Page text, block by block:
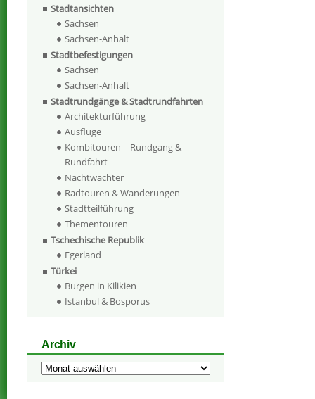
Stadtansichten
Sachsen
Sachsen-Anhalt
Stadtbefestigungen
Sachsen
Sachsen-Anhalt
Stadtrundgänge & Stadtrundfahrten
Architekturführung
Ausflüge
Kombitouren – Rundgang &
Rundfahrt
Nachtwächter
Radtouren & Wanderungen
Stadtteilführung
Thementouren
Tschechische Republik
Egerland
Türkei
Burgen in Kilikien
Istanbul & Bosporus
Archiv
Archiv